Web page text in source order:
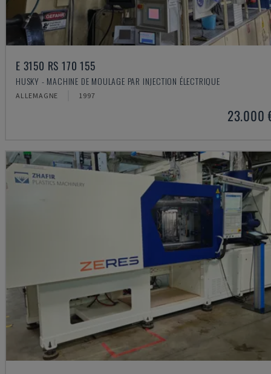
E 3150 RS 170 155
HUSKY - MACHINE DE MOULAGE PAR INJECTION ÉLECTRIQUE
ALLEMAGNE 1997
23.000